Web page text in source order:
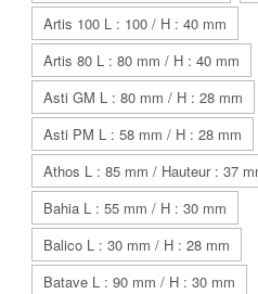
Artis 100 L : 100 / H : 40 mm
Artis 80 L : 80 mm / H : 40 mm
Asti GM L : 80 mm / H : 28 mm
Asti PM L : 58 mm / H : 28 mm
Athos L : 85 mm / Hauteur : 37
Bahia L : 55 mm / H : 30 mm
Balico L : 30 mm / H : 28 mm
Batave L : 90 mm / H : 30 mm